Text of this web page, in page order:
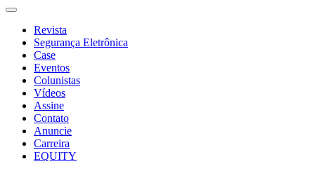
Revista
Segurança Eletrônica
Case
Eventos
Colunistas
Vídeos
Assine
Contato
Anuncie
Carreira
EQUITY